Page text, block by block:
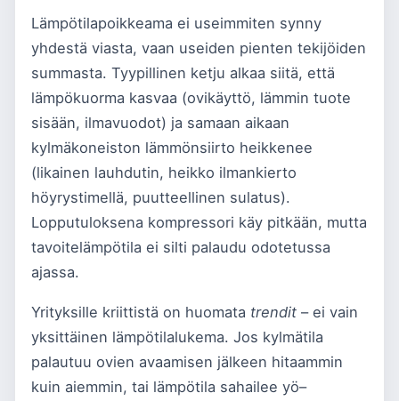
Lämpötilapoikkeama ei useimmiten synny
yhdestä viasta, vaan useiden pienten tekijöiden
summasta. Tyypillinen ketju alkaa siitä, että
lämpökuorma kasvaa (ovikäyttö, lämmin tuote
sisään, ilmavuodot) ja samaan aikaan
kylmäkoneiston lämmönsiirto heikkenee
(likainen lauhdutin, heikko ilmankierto
höyrystimellä, puutteellinen sulatus).
Lopputuloksena kompressori käy pitkään, mutta
tavoitelämpötila ei silti palaudu odotetussa
ajassa.
Yrityksille kriittistä on huomata trendit – ei vain
yksittäinen lämpötilalukema. Jos kylmätila
palautuu ovien avaamisen jälkeen hitaammin
kuin aiemmin, tai lämpötila sahailee yö–